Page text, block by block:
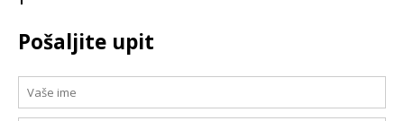
Pošaljite upit